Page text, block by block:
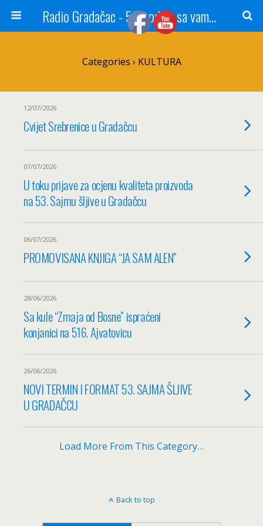
Radio Gradačac - 56 godina sa vama...
Categories › KULTURA
12/07/2026
Cvijet Srebrenice u Gradačcu
07/07/2026
U toku prijave za ocjenu kvaliteta proizvoda
na 53. Sajmu šljive u Gradačcu
06/07/2026
PROMOVISANA KNJIGA “JA SAM ALEN”
28/06/2026
Sa kule “Zmaja od Bosne” ispraćeni
konjanici na 516. Ajvatovicu
26/06/2026
NOVI TERMIN I FORMAT 53. SAJMA ŠLJIVE
U GRADAČCU
Load More From This Category…
Back to top